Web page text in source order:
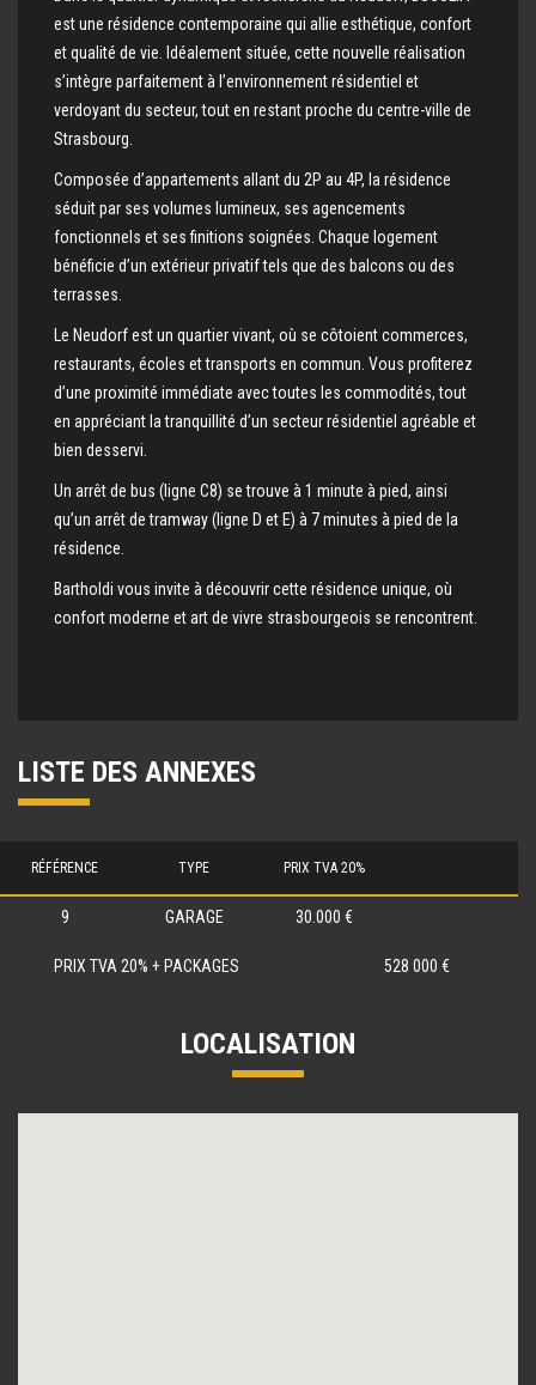
est une résidence contemporaine qui allie esthétique, confort
et qualité de vie. Idéalement située, cette nouvelle réalisation
s’intègre parfaitement à l’environnement résidentiel et
verdoyant du secteur, tout en restant proche du centre-ville de
Strasbourg.
Composée d’appartements allant du 2P au 4P, la résidence
séduit par ses volumes lumineux, ses agencements
fonctionnels et ses finitions soignées. Chaque logement
bénéficie d’un extérieur privatif tels que des balcons ou des
terrasses.
Le Neudorf est un quartier vivant, où se côtoient commerces,
restaurants, écoles et transports en commun. Vous profiterez
d’une proximité immédiate avec toutes les commodités, tout
en appréciant la tranquillité d’un secteur résidentiel agréable et
bien desservi.
Un arrêt de bus (ligne C8) se trouve à 1 minute à pied, ainsi
qu’un arrêt de tramway (ligne D et E) à 7 minutes à pied de la
résidence.
Bartholdi vous invite à découvrir cette résidence unique, où
confort moderne et art de vivre strasbourgeois se rencontrent.
LISTE DES ANNEXES
RÉFÉRENCE TYPE PRIX TVA 20%
9 GARAGE 30.000 €
PRIX TVA 20% + PACKAGES 528 000 €
LOCALISATION